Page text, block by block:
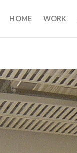
HOME WORK